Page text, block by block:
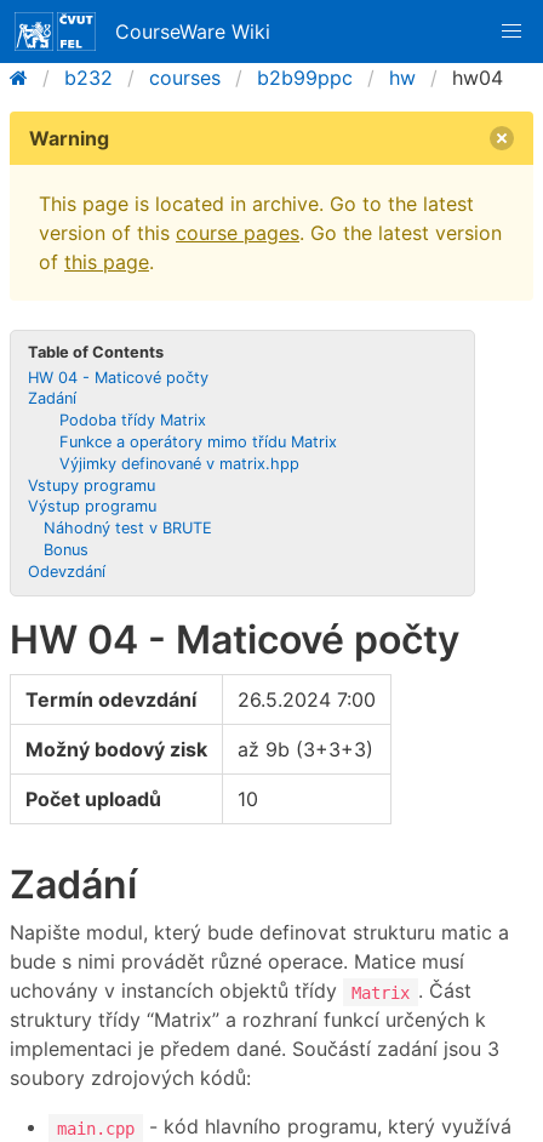
CourseWare Wiki
b232
courses b2b99ppc hw hw04
Warning
This page is located in archive. Go to the latest
version of this course pages. Go the latest version
of this page.
Table of Contents
HW 04 - Maticové počty
Zadání
Podoba třídy Matrix
Funkce a operátory mimo třídu Matrix
Výjimky definované v matrix.hpp
Vstupy programu
Výstup programu
Náhodný test v BRUTE
Bonus
Odevzdání
HW 04 - Maticové počty
Termín odevzdání 26.5.2024 7:00
Možný bodový zisk až 9b (3+3+3)
Počet uploadů 10
Zadání
Napište modul, který bude definovat strukturu matic a
bude s nimi provádět různé operace. Matice musí
uchovány v instancích objektů třídy
Matrix . Část
struktury třídy “Matrix” a rozhraní funkcí určených k
implementaci je předem dané. Součástí zadání jsou 3
soubory zdrojových kódů:
main.cpp
- kód hlavního programu, který využívá